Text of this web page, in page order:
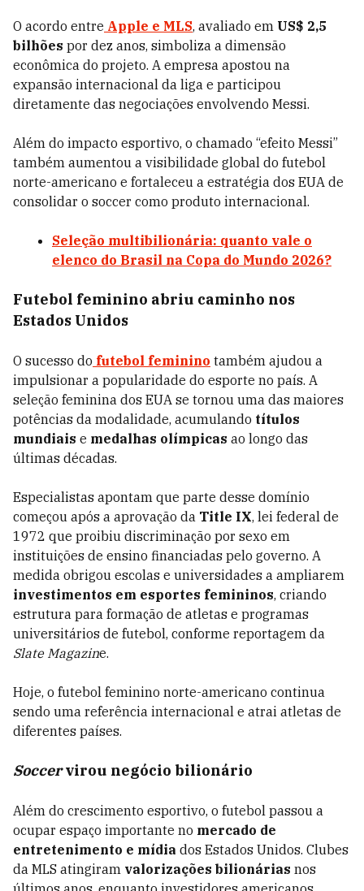
O acordo entre Apple e MLS, avaliado em US$ 2,5
bilhões por dez anos, simboliza a dimensão
econômica do projeto. A empresa apostou na
expansão internacional da liga e participou
diretamente das negociações envolvendo Messi.
Além do impacto esportivo, o chamado “efeito Messi”
também aumentou a visibilidade global do futebol
norte-americano e fortaleceu a estratégia dos EUA de
consolidar o soccer como produto internacional.
Seleção multibilionária: quanto vale o
elenco do Brasil na Copa do Mundo 2026?
Futebol feminino abriu caminho nos
Estados Unidos
O sucesso do futebol feminino também ajudou a
impulsionar a popularidade do esporte no país. A
seleção feminina dos EUA se tornou uma das maiores
potências da modalidade, acumulando títulos
mundiais e medalhas olímpicas ao longo das
últimas décadas.
Especialistas apontam que parte desse domínio
começou após a aprovação da Title IX, lei federal de
1972 que proibiu discriminação por sexo em
instituições de ensino financiadas pelo governo. A
medida obrigou escolas e universidades a ampliarem
investimentos em esportes femininos, criando
estrutura para formação de atletas e programas
universitários de futebol, conforme reportagem da
Slate Magazine.
Hoje, o futebol feminino norte-americano continua
sendo uma referência internacional e atrai atletas de
diferentes países.
Soccervirou negócio bilionário
Além do crescimento esportivo, o futebol passou a
ocupar espaço importante no mercado de
entretenimento e mídia dos Estados Unidos. Clubes
da MLS atingiram valorizações bilionárias nos